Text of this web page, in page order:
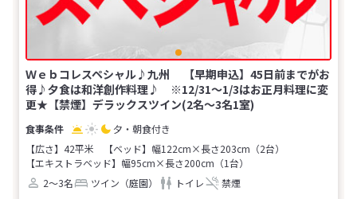
Ｗｅｂコレスペシャル♪九州 【早期申込】45日前までがお
得♪夕食は和洋創作料理♪ ※12/31～1/3はお正月料理に変
更★【禁煙】デラックスツイン(2名～3名1室)
夕・朝食付き
【広さ】42平米
【ベッド】幅122cm×長さ203cm（2台）
【エキストラベッド】幅95cm×長さ200cm（1台）
2～3名
ツイン（庭園） トイレ 禁煙